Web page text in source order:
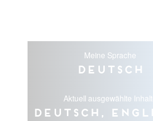
Meine Sprache
Deutsch
Aktuell ausgewählte
Deutsch,